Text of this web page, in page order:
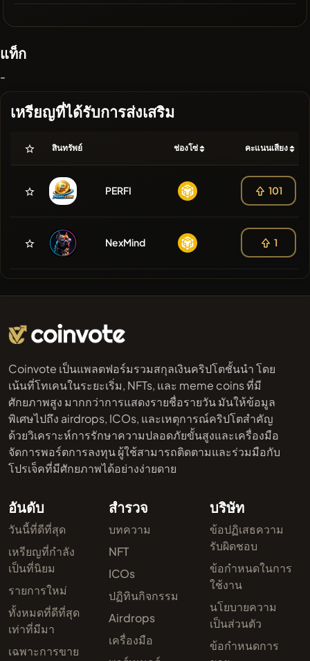
แท็ก
-
เหรียญที่ได้รับการส่งเสริม
สินทรัพย์ ช่องโซ่ คะแนนเสียง
PERFI 101
NexMind 1
Coinvote เป็นแพลตฟอร์มรวมสกุลเงินคริปโตชั้นนำ โดย
เน้นที่โทเคนในระยะเริ่ม, NFTs, และ meme coins ที่มี
ศักยภาพสูง มากกว่าการแสดงรายชื่อรายวัน มันให้ข้อมูล
พิเศษไปถึง airdrops, ICOs, และเหตุการณ์คริปโตสำคัญ
ด้วยวิเคราะห์การรักษาความปลอดภัยขั้นสูงและเครื่องมือ
จัดการพอร์ตการลงทุน ผู้ใช้สามารถติดตามและร่วมมือกับ
โปรเจ็คที่มีศักยภาพได้อย่างง่ายดาย
อันดับ
วันนี้ที่ดีที่สุด
เหรียญที่กำลัง
เป็นที่นิยม
รายการใหม่
ทั้งหมดที่ดีที่สุด
เท่าที่มีมา
เฉพาะการขาย
สำรวจ
บทความ
NFT
ICOs
ปฏิทินกิจกรรม
Airdrops
เครื่องมือ
บริษัท
ข้อปฏิเสธความ
รับผิดชอบ
ข้อกำหนดในการ
ใช้งาน
นโยบายความ
เป็นส่วนตัว
ข้อกำหนดการ